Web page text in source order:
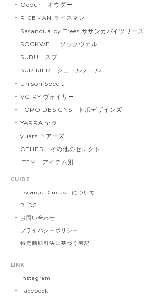
Odour オウダー
RICEMAN ライスマン
Sasanqua by Trees サザンカバイツリーズ
SOCKWELL ソックウェル
SUBU スブ
SUR MER シュールメール
Unison Special
VOIRY ヴォイリー
TOPO DESIGNS トポデザインズ
YARRA ヤラ
yuers ユアーズ
OTHER その他のセレクト
ITEM アイテム別
GUIDE
Escargot Circus について
BLOG
お問い合わせ
プライバシーポリシー
特定商取引法に基づく表記
LINK
Instagram
Facebook